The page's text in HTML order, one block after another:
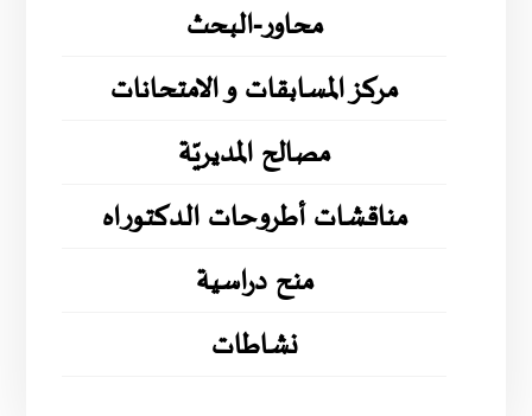
محاور-البحث
مركز المسابقات و الامتحانات
مصالح المديريّة
مناقشات أطروحات الدكتوراه
منح دراسية
نشاطات